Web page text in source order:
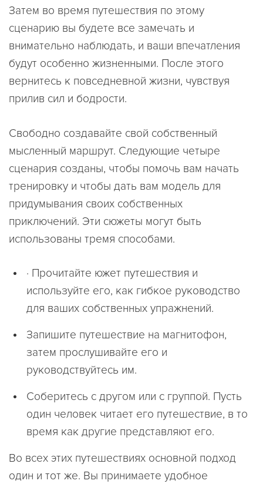
Затем во время путешествия по этому
сценарию вы будете все замечать и
внимательно наблюдать, и ваши впечатления
будут особенно жизненными. После этого
вернитесь к повседневной жизни, чувствуя
прилив сил и бодрости.
Свободно создавайте свой собственный
мысленный маршрут. Следующие четыре
сценария созданы, чтобы помочь вам начать
тренировку и чтобы дать вам модель для
придумывания своих собственных
приключений. Эти сюжеты могут быть
использованы тремя способами.
· Прочитайте южет путешествия и
используйте его, как гибкое руководство
для ваших собственных упражнений.
Запишите путешествие на магнитофон,
затем прослушивайте его и
руководствуйтесь им.
Cоберитесь с другом или с группой. Пусть
один человек читает его путешествие, в то
время как другие представляют его.
Во всех этих путешествиях основной подход
один и тот же. Вы принимаете удобное